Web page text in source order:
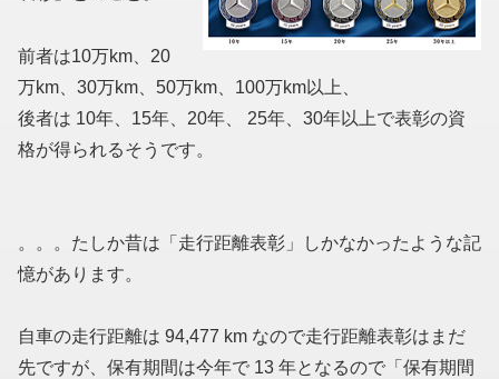
前者は10万km、20
万km、30万km、50万km、100万km以上、
後者は 10年、15年、20年、 25年、30年以上で表彰の資
格が得られるそうです。
。。。たしか昔は「走行距離表彰」しかなかったような記
憶があります。
自車の走行距離は 94,477 km なので走行距離表彰はまだ
先ですが、保有期間は今年で 13 年となるので「保有期間